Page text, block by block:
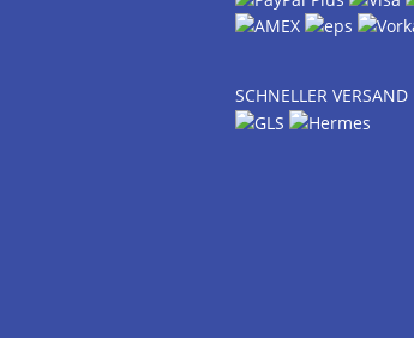
SCHNELLER VERSAND